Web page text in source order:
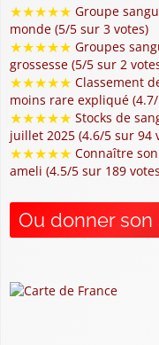
★★★★★ Groupe
monde (5/5 sur 3 votes)
★★★★★ Groupes
grossesse (5/5 sur 2
★★★★★ Classement
moins rare expliqué
★★★★★ Stocks de
juillet 2025 (4.6/5 sur 94
★★★★★ Connaître
ameli (4.5/5 sur 189
Ou donner son